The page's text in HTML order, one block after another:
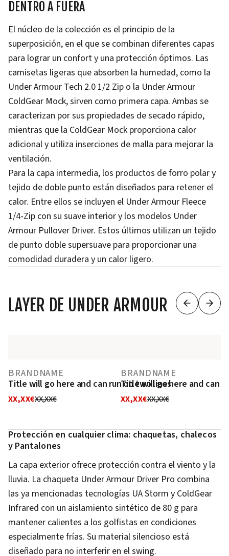
DENTRO A FUERA
El núcleo de la colección es el principio de la
superposición, en el que se combinan diferentes capas
para lograr un confort y una protección óptimos. Las
camisetas ligeras que absorben la humedad, como la
Under Armour Tech 2.0 1/2 Zip o la Under Armour
ColdGear Mock, sirven como primera capa. Ambas se
caracterizan por sus propiedades de secado rápido,
mientras que la ColdGear Mock proporciona calor
adicional y utiliza inserciones de malla para mejorar la
ventilación.
Para la capa intermedia, los productos de forro polar y
tejido de doble punto están diseñados para retener el
calor. Entre ellos se incluyen el Under Armour Fleece
1/4-Zip con su suave interior y los modelos Under
Armour Pullover Driver. Estos últimos utilizan un tejido
de punto doble supersuave para proporcionar una
comodidad duradera y un calor ligero.
LAYER DE UNDER ARMOUR
BRANDNAME
Title will go here and can run on two lines
XX,XX€XX,XX€
BRANDNAME
Title will go here and can
XX,XX€XX,XX€
Protección en cualquier clima: chaquetas, chalecos
y Pantalones
La capa exterior ofrece protección contra el viento y la
lluvia. La chaqueta Under Armour Driver Pro combina
las ya mencionadas tecnologías UA Storm y ColdGear
Infrared con un aislamiento sintético de 80 g para
mantener calientes a los golfistas en condiciones
especialmente frías. Su material silencioso está
diseñado para no interferir en el swing.